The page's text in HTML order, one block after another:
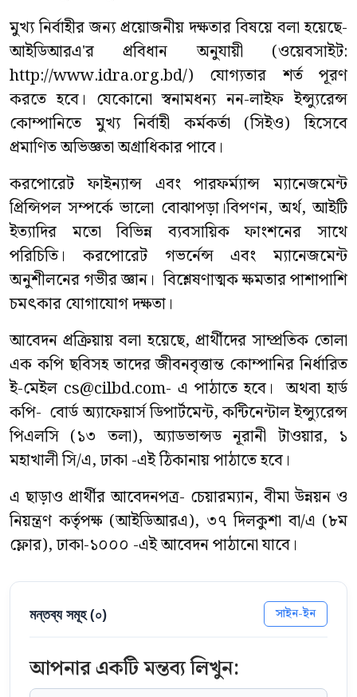
মুখ্য নির্বাহীর জন্য প্রয়োজনীয় দক্ষতার বিষয়ে বলা হয়েছে-
আইডিআরএ'র প্রবিধান অনুযায়ী (ওয়েবসাইট:
http://www.idra.org.bd/) যোগ্যতার শর্ত পূরণ
করতে হবে। যেকোনো স্বনামধন্য নন-লাইফ ইন্স্যুরেন্স
কোম্পানিতে মুখ্য নির্বাহী কর্মকর্তা (সিইও) হিসেবে
প্রমাণিত অভিজ্ঞতা অগ্রাধিকার পাবে।
করপোরেট ফাইন্যান্স এবং পারফর্ম্যান্স ম্যানেজমেন্ট
প্রিন্সিপল সম্পর্কে ভালো বোঝাপড়া।বিপণন, অর্থ, আইটি
ইত্যাদির মতো বিভিন্ন ব্যবসায়িক ফাংশনের সাথে
পরিচিতি। করপোরেট গভর্নেন্স এবং ম্যানেজমেন্ট
অনুশীলনের গভীর জ্ঞান। বিশ্লেষণাত্মক ক্ষমতার পাশাপাশি
চমৎকার যোগাযোগ দক্ষতা।
আবেদন প্রক্রিয়ায় বলা হয়েছে, প্রার্থীদের সাম্প্রতিক তোলা
এক কপি ছবিসহ তাদের জীবনবৃত্তান্ত কোম্পানির নির্ধারিত
ই-মেইল cs@cilbd.com- এ পাঠাতে হবে। অথবা হার্ড
কপি- বোর্ড অ্যাফেয়ার্স ডিপার্টমেন্ট, কন্টিনেন্টাল ইন্স্যুরেন্স
পিএলসি (১৩ তলা), অ্যাডভান্সড নূরানী টাওয়ার, ১
মহাখালী সি/এ, ঢাকা -এই ঠিকানায় পাঠাতে হবে।
এ ছাড়াও প্রার্থীর আবেদনপত্র- চেয়ারম্যান, বীমা উন্নয়ন ও
নিয়ন্ত্রণ কর্তৃপক্ষ (আইডিআরএ), ৩৭ দিলকুশা বা/এ (৮ম
ফ্লোর), ঢাকা-১০০০ -এই আবেদন পাঠানো যাবে।
মন্তব্য সমূহ (০) সাইন-ইন
আপনার একটি মন্তব্য লিখুন: